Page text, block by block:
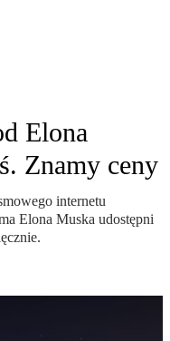
Elona
Znamy ceny
internetu
Elona Muska udostępni